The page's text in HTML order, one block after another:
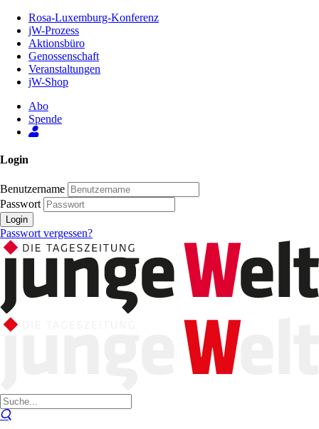
Inhalt
Seite
Rosa-Luxemburg-Konferenz
jW-Prozess
Aktionsbüro
Genossenschaft
Veranstaltungen
jW-Shop
Abo
Spende
Login
Benutzername
Passwort
Login
Passwort vergessen?